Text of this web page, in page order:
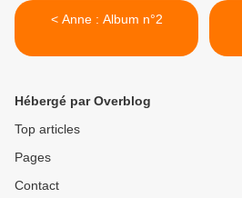
< Anne : Album n°2
Hébergé par Overblog
Top articles
Pages
Contact